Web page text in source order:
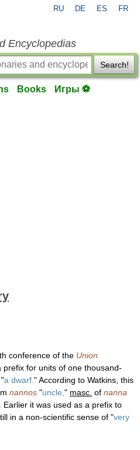
RU DE ES FR
Encyclopedias
Search!
Books Игры ⚽
conference of the Union
prefix for units of one thousand-
"a dwarf. " According to Watkins, this
nannos "uncle, " masc. of nanna
Earlier it was used as a prefix to
in a non-scientific sense of "very